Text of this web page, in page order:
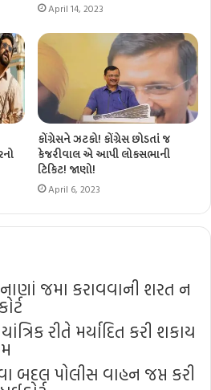
April 14, 2023
કોંગ્રેસને ઝટકો! કોંગ્રેસ છોડતાં જ
કેજરીવાલ એ આપી લોકસભાની
ટિકિટ! જાણો!
April 6, 2023
જમા કરાવવાની શરત ન
રીતે મર્યાદિત કરી શકાય
બદલ પોલીસ વાહન જપ્ત કરી